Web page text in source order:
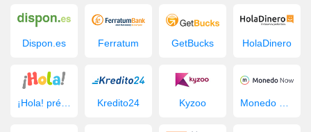
Dispon.es Ferratum GetBucks HolaDinero
¡Hola! préstamo Kredito24 Kyzoo Monedo Now